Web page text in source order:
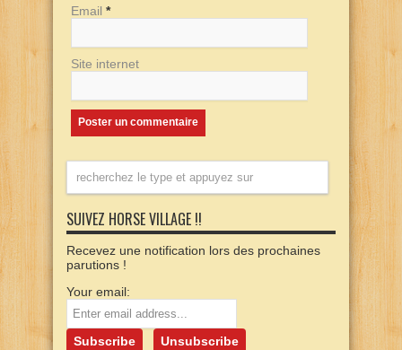
Email *
Site internet
SUIVEZ HORSE VILLAGE !!
Recevez une notification lors des prochaines
parutions !
Your email: